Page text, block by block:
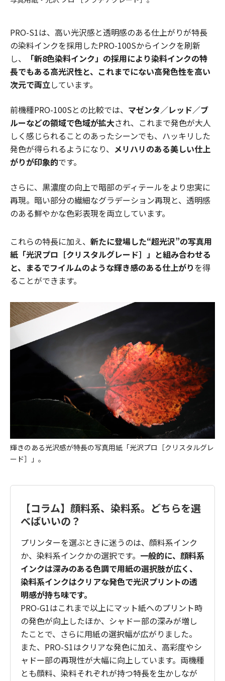
PRO-S1は、高い光沢感と透明感のある仕上がりが特長
の染料インクを採用したPRO-100Sからインクを刷新
し、
「新8色染料インク」の採用により染料インクの特
長でもある高光沢性と、これまでにない高発色性を高い
次元で両立しています。
前機種PRO-100Sとの比較では、 マゼンタ／レッド／ブ
ルーなどの領域で色域が拡大され、これまで発色が大人
しく感じられることのあったシーンでも、ハッキリした
発色が得られるようになり、 メリハリのある美しい仕上
がりが印象的です。
さらに、黒濃度の向上で暗部のディテールをより忠実に
再現。暗い部分の繊細なグラデーション再現と、透明感
のある鮮やかな色彩表現を両立しています。
これらの特長に加え、 新たに登場した“超光沢”の写真用
紙「光沢プロ［クリスタルグレード］」と組み合わせる
と、まるでフイルムのような輝き感のある仕上がりを得
ることができます。
輝きのある光沢感が特長の写真用紙「光沢プロ［クリスタルグレ
ード］」。
【コラム】顔料系、染料系。どちらを選
べばいいの？
プリンターを選ぶときに迷うのは、顔料系インク
か、染料系インクかの選択です。 一般的に、顔料系
インクは深みのある色調で用紙の選択肢が広く、
染料系インクはクリアな発色で光沢プリントの透
明感が持ち味です。
PRO-G1はこれまで以上にマット紙へのプリント時
の発色が向上したほか、シャドー部の深みが増し
たことで、さらに用紙の選択幅が広がりました。
また、PRO-S1はクリアな発色に加え、高彩度やシ
ャドー部の再現性が大幅に向上しています。両機種
とも顔料、染料それぞれが持つ特長を生かしなが